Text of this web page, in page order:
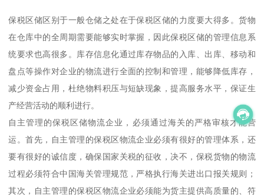
保税区储区别于一般仓储之处在于保税区储的力度要大得多。货物
在仓库中的全周期需要能够实时掌握，因此保税区储的管理信息系
统要求也高很多。库存信息化通过库存物品的入库、出库、移动和
盘点等操作对企业的物流进行全面的控制和管理，能够降低库存，
减少资金占用，杜绝物料积压与短缺现象，提高服务水平，保证生
产经营活动的顺利进行。
自主管理的保税区储物流企业，必须通过海关的严格审核才能营
运。首先，自主管理的保税区物流企业必须有很好的管理体系，还
要有很好的诚信度，确保国家关税的征收，决不，保税货物的物流
过程必须符合中国海关管理规范，严格执行海关进出口报关规则；
其次，自主管理的保税区物流企业必须能为货主提供高质量的、符